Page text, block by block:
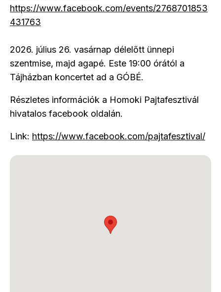
https://www.facebook.com/events/2768701853
431763
2026. július 26. vasárnap délelőtt ünnepi
szentmise, majd agapé. Este 19:00 órától a
Tájházban koncertet ad a GÓBÉ.
Részletes információk a Homoki Pajtafesztivál
hivatalos facebook oldalán.
Link: https://www.facebook.com/pajtafesztival/